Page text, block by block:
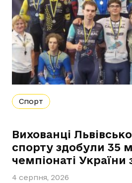
Спорт
Вихованці
спорту здобули 35
чемпіонаті України
4 серпня, 2026